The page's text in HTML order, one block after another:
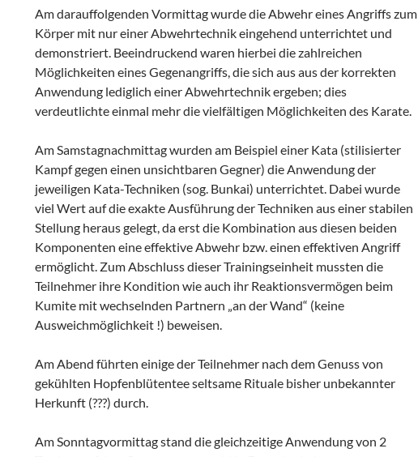
Am darauffolgenden Vormittag wurde die Abwehr eines Angriffs zum
Körper mit nur einer Abwehrtechnik eingehend unterrichtet und
demonstriert. Beeindruckend waren hierbei die zahlreichen
Möglichkeiten eines Gegenangriffs, die sich aus aus der korrekten
Anwendung lediglich einer Abwehrtechnik ergeben; dies
verdeutlichte einmal mehr die vielfältigen Möglichkeiten des Karate.
Am Samstagnachmittag wurden am Beispiel einer Kata (stilisierter
Kampf gegen einen unsichtbaren Gegner) die Anwendung der
jeweiligen Kata-Techniken (sog. Bunkai) unterrichtet. Dabei wurde
viel Wert auf die exakte Ausführung der Techniken aus einer stabilen
Stellung heraus gelegt, da erst die Kombination aus diesen beiden
Komponenten eine effektive Abwehr bzw. einen effektiven Angriff
ermöglicht. Zum Abschluss dieser Trainingseinheit mussten die
Teilnehmer ihre Kondition wie auch ihr Reaktionsvermögen beim
Kumite mit wechselnden Partnern „an der Wand“ (keine
Ausweichmöglichkeit !) beweisen.
Am Abend führten einige der Teilnehmer nach dem Genuss von
gekühlten Hopfenblütentee seltsame Rituale bisher unbekannter
Herkunft (???) durch.
Am Sonntagvormittag stand die gleichzeitige Anwendung von 2